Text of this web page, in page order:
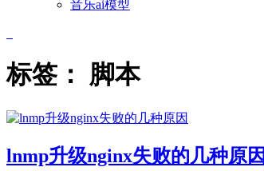
音乐ai模型
标签： 脚本
lnmp升级nginx失败的几种原因